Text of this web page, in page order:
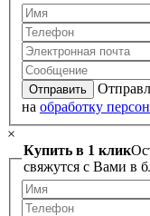
Отправить
на обработку
×
Купить в 1 клик
свяжутся с Вами в